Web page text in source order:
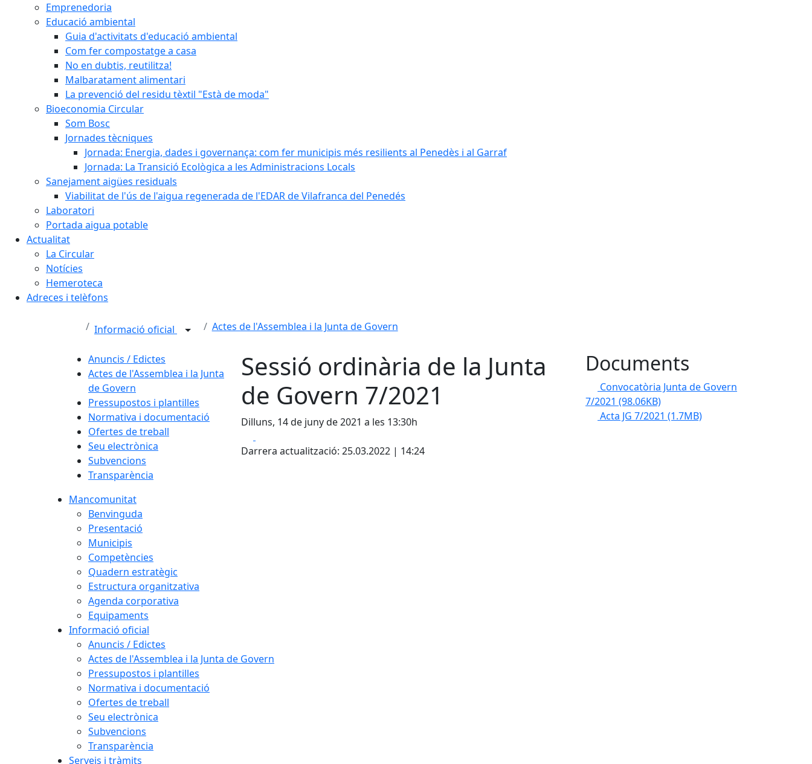
Emprenedoria
Educació ambiental
Guia d'activitats d'educació ambiental
Com fer compostatge a casa
No en dubtis, reutilitza!
Malbaratament alimentari
La prevenció del residu tèxtil "Està de moda"
Bioeconomia Circular
Som Bosc
Jornades tècniques
Jornada: Energia, dades i governança: com fer municipis més resilients al Penedès i al Garraf
Jornada: La Transició Ecològica a les Administracions Locals
Sanejament aigües residuals
Viabilitat de l'ús de l'aigua regenerada de l'EDAR de Vilafranca del Penedés
Laboratori
Portada aigua potable
Actualitat
La Circular
Notícies
Hemeroteca
Adreces i telèfons
Informació oficial Actes de l'Assemblea i la Junta de Govern
Anuncis / Edictes
Actes de l'Assemblea i la Junta
de Govern
Pressupostos i plantilles
Normativa i documentació
Ofertes de treball
Seu electrònica
Subvencions
Transparència
Sessió ordinària de la Junta
de Govern 7/2021
Dilluns, 14 de juny de 2021 a les 13:30h
Darrera actualització: 25.03.2022 | 14:24
Documents
Convocatòria Junta de Govern
7/2021 (98.06KB)
Acta JG 7/2021 (1.7MB)
Mancomunitat
Benvinguda
Presentació
Municipis
Competències
Quadern estratègic
Estructura organitzativa
Agenda corporativa
Equipaments
Informació oficial
Anuncis / Edictes
Actes de l'Assemblea i la Junta de Govern
Pressupostos i plantilles
Normativa i documentació
Ofertes de treball
Seu electrònica
Subvencions
Transparència
Serveis i tràmits